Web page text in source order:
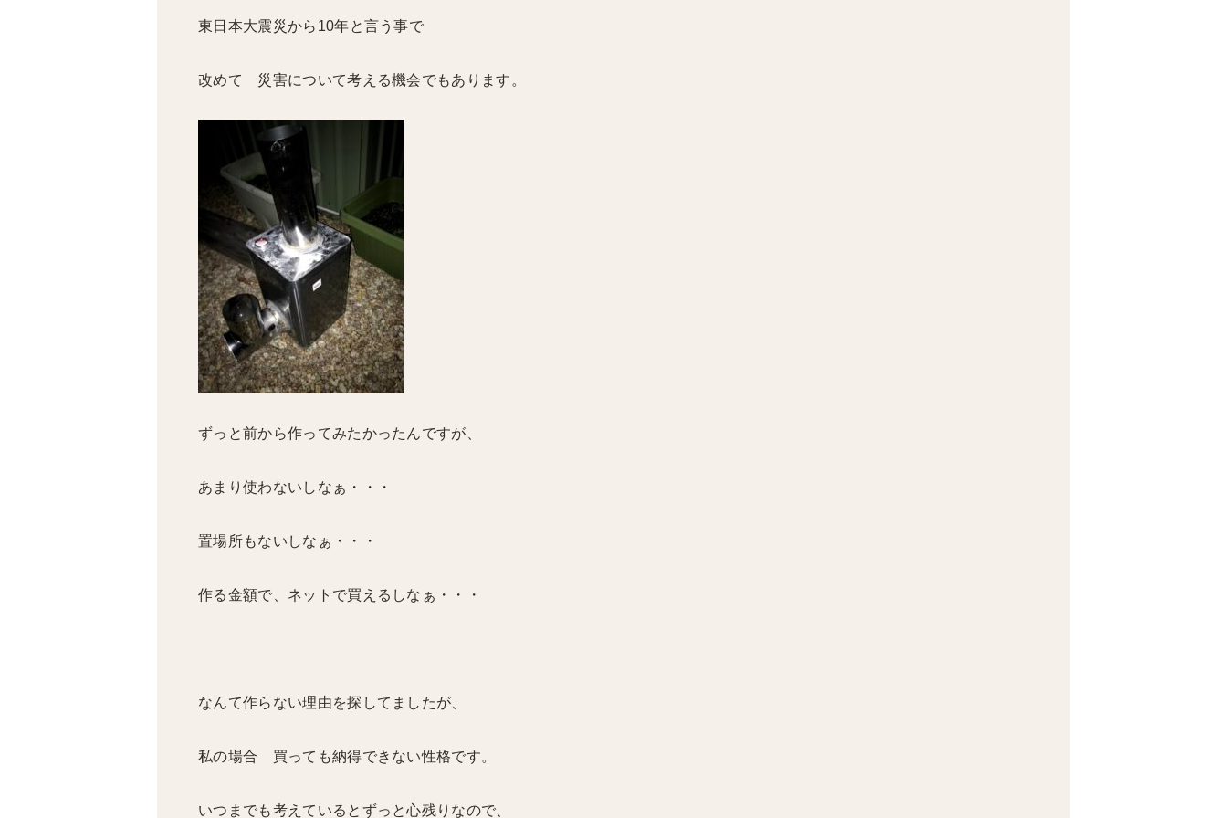
東日本大震災から10年と言う事で
改めて 災害について考える機会でもあります。
ずっと前から作ってみたかったんですが、
あまり使わないしなぁ・・・
置場所もないしなぁ・・・
作る金額で、ネットで買えるしなぁ・・・
なんて作らない理由を探してましたが、
私の場合 買っても納得できない性格です。
いつまでも考えているとずっと心残りなので、